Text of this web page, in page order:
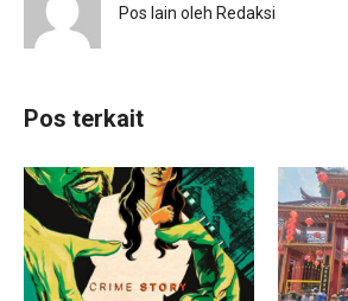
Pos lain oleh Redaksi
Pos terkait